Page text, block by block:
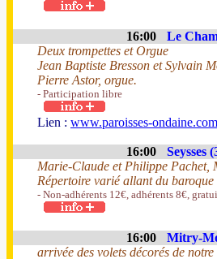
16:00 Le
Deux trompettes et Orgue
Jean Baptiste Bresson et Sylvain
Pierre Astor, orgue.
- Participation libre
Lien : www.paroisses-
16:00 Seysses
Marie-Claude et Philippe Pachet,
Répertoire varié allant du
- Non-adhérents 12€, adhérents 8€,
16:00 Mitry-
arrivée des volets décorés de